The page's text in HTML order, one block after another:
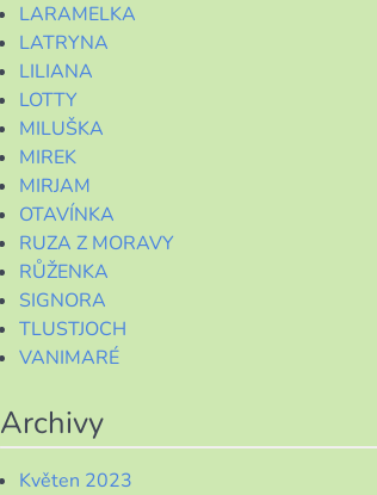
LARAMELKA
LATRYNA
LILIANA
LOTTY
MILUŠKA
MIREK
MIRJAM
OTAVÍNKA
RUZA Z MORAVY
RŮŽENKA
SIGNORA
TLUSTJOCH
VANIMARÉ
Archivy
Květen 2023